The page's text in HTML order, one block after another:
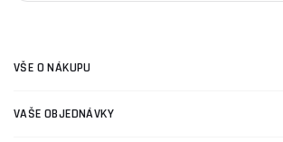
VŠE O NÁKUPU
VAŠE OBJEDNÁVKY